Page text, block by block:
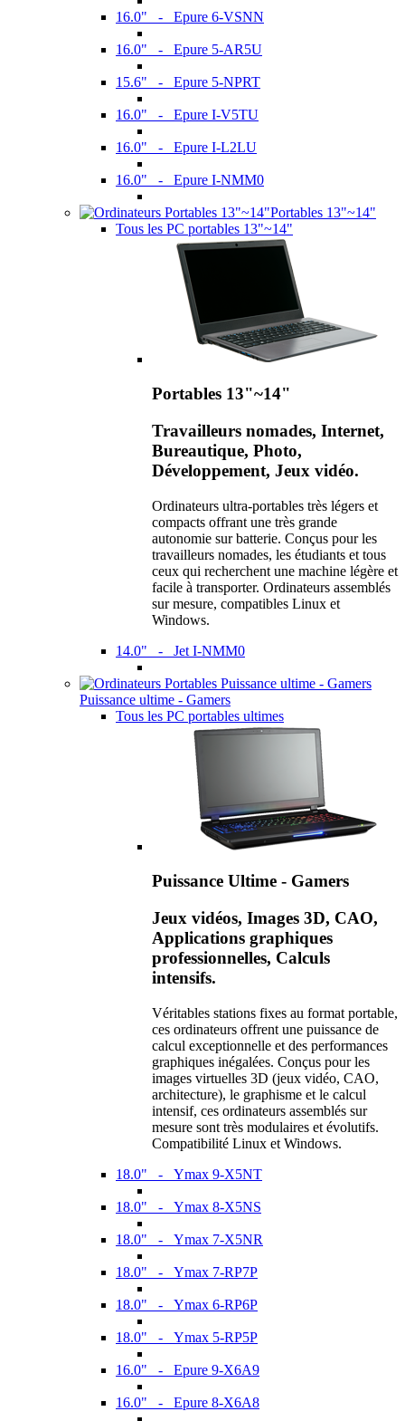
16.0" - Epure 6-VSNN
16.0" - Epure 5-AR5U
15.6" - Epure 5-NPRT
16.0" - Epure I-V5TU
16.0" - Epure I-L2LU
16.0" - Epure I-NMM0
Portables 13"~14"
Tous les PC portables 13"~14"
Portables 13"~14"
Travailleurs nomades, Internet,
Bureautique, Photo,
Développement, Jeux vidéo.
Ordinateurs ultra-portables très légers et
compacts offrant une très grande
autonomie sur batterie. Conçus pour les
travailleurs nomades, les étudiants et tous
ceux qui recherchent une machine légère et
facile à transporter. Ordinateurs assemblés
sur mesure, compatibles Linux et
Windows.
14.0" - Jet I-NMM0
Puissance ultime - Gamers
Tous les PC portables ultimes
Puissance Ultime - Gamers
Jeux vidéos, Images 3D, CAO,
Applications graphiques
professionnelles, Calculs
intensifs.
Véritables stations fixes au format portable,
ces ordinateurs offrent une puissance de
calcul exceptionnelle et des performances
graphiques inégalées. Conçus pour les
images virtuelles 3D (jeux vidéo, CAO,
architecture), le graphisme et le calcul
intensif, ces ordinateurs assemblés sur
mesure sont très modulaires et évolutifs.
Compatibilité Linux et Windows.
18.0" - Ymax 9-X5NT
18.0" - Ymax 8-X5NS
18.0" - Ymax 7-X5NR
18.0" - Ymax 7-RP7P
18.0" - Ymax 6-RP6P
18.0" - Ymax 5-RP5P
16.0" - Epure 9-X6A9
16.0" - Epure 8-X6A8